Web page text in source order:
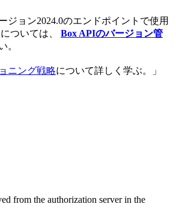
ジョン2024.0のエンドポイントで使用
ついては、 Box APIのバージョン管
。
ニング戦略について詳しく学ぶ。」
from the authorization server in the